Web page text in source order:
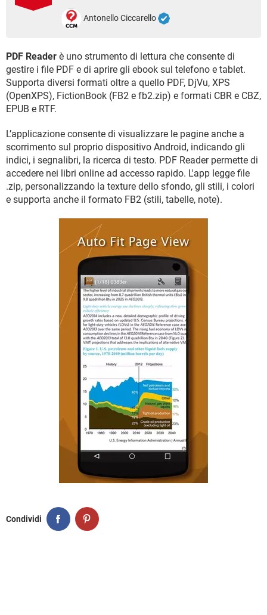
TIKTOK
Antonello Ciccarello
PDF Reader è uno strumento di lettura che consente di
gestire i file PDF e di aprire gli ebook sul telefono e tablet.
Supporta diversi formati oltre a quello PDF, DjVu, XPS
(OpenXPS), FictionBook (FB2 e fb2.zip) e formati CBR e CBZ,
EPUB e RTF.
L’applicazione consente di visualizzare le pagine anche a
scorrimento sul proprio dispositivo Android, indicando gli
indici, i segnalibri, la ricerca di testo. PDF Reader permette di
accedere nei libri online ad accesso rapido. L'app legge file
.zip, personalizzando la texture dello sfondo, gli stili, i colori
e supporta anche il formato FB2 (stili, tabelle, note).
Condividi